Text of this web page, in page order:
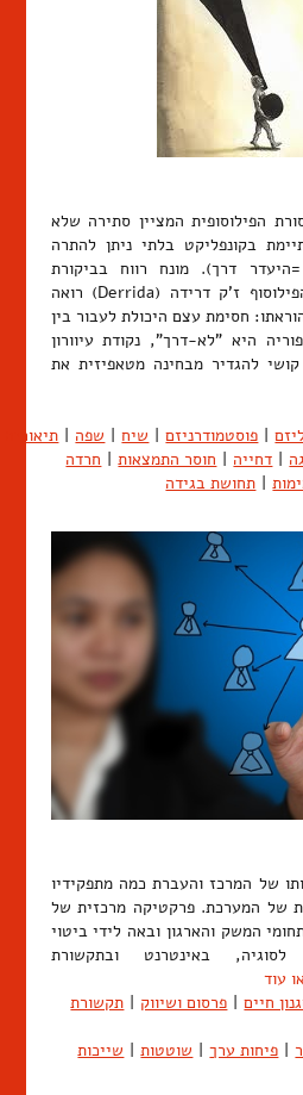
הפילוסופית המציין סתירה שלא
בקונפליקט בלתי ניתן להתרה
(Poros=דרך; A Poros =היעדר דרך). מונח רווח בביקורת
פוסט-סטרוקטורליסטית. הפילוסוף ז'ק דרידה (Derrida) רואה
חסימת עצם היכולת לעבור בין
היא "לא-דרך", נקודת עיוורון
להגדיר מבחינה מטאפיזית את
| פוסטמודרניזם | שיח | שפה | תיאוריה
| דחייה | חוסר התמצאות | חרדה
| תחושת בגידה
של המרכז והעברת כמה מתפקידיו
של המערכת. פרקטיקה מרכזית של
המשק והארגון ובאה לידי ביטוי
לסוגיה, באינטרנט ובתקשורת
עוד
חיים | פרסום ושיווק | תקשורת
| פיחות ערך | שוטטות | שייכות